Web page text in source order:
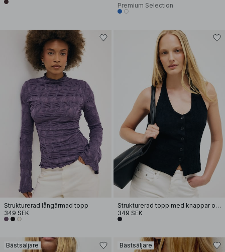
Premium Selection
Strukturerad långärmad topp
349 SEK
Strukturerad topp med knappar och halterneck
349 SEK
Bästsäljare Bästsäljare